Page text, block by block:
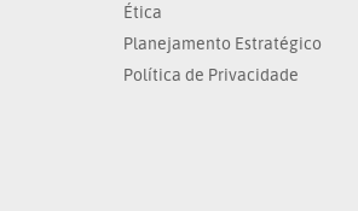
Ética
Planejamento Estratégico
Política de Privacidade